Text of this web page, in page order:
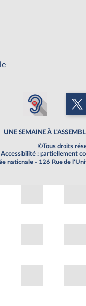
UNE SEMAINE À
©Tous droits
Accessibilité : partiellement
nationale - 126 Rue de